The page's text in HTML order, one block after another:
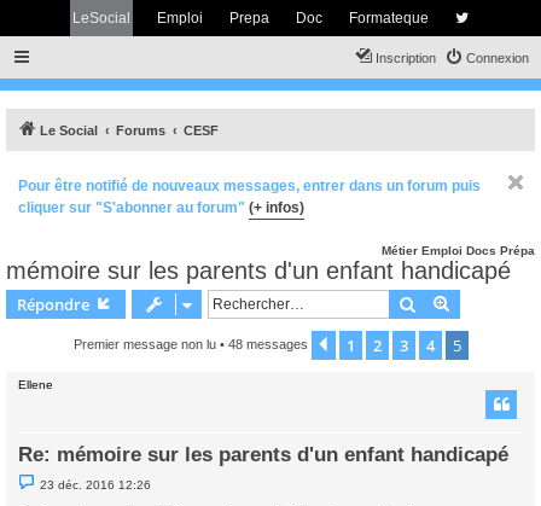
LeSocial Emploi Prepa Doc Formateque
Connexion
Inscription
Le Social Forums CESF
Pour être notifié de nouveaux messages, entrer dans un forum puis
cliquer sur "S'abonner au forum" (+ infos)
Métier Emploi Docs Prépa
mémoire sur les parents d'un enfant handicapé
Répondre Rechercher
Premier message non lu• 48 messages Précédent
1 2 3 4 5
Ellene
Re: mémoire sur les parents d'un enfant handicapé
M
e
23 déc. 2016 12:26